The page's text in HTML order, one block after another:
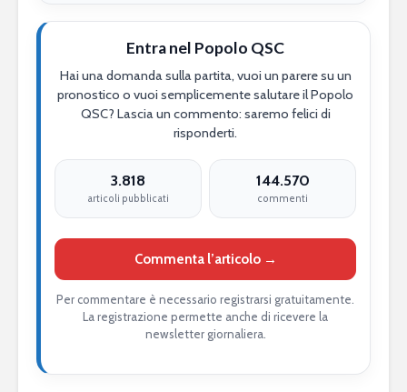
Entra nel Popolo QSC
Hai una domanda sulla partita, vuoi un parere su un
pronostico o vuoi semplicemente salutare il Popolo
QSC? Lascia un commento: saremo felici di
risponderti.
3.818
articoli pubblicati
144.570
commenti
Commenta l’articolo →
Per commentare è necessario registrarsi gratuitamente.
La registrazione permette anche di ricevere la
newsletter giornaliera.